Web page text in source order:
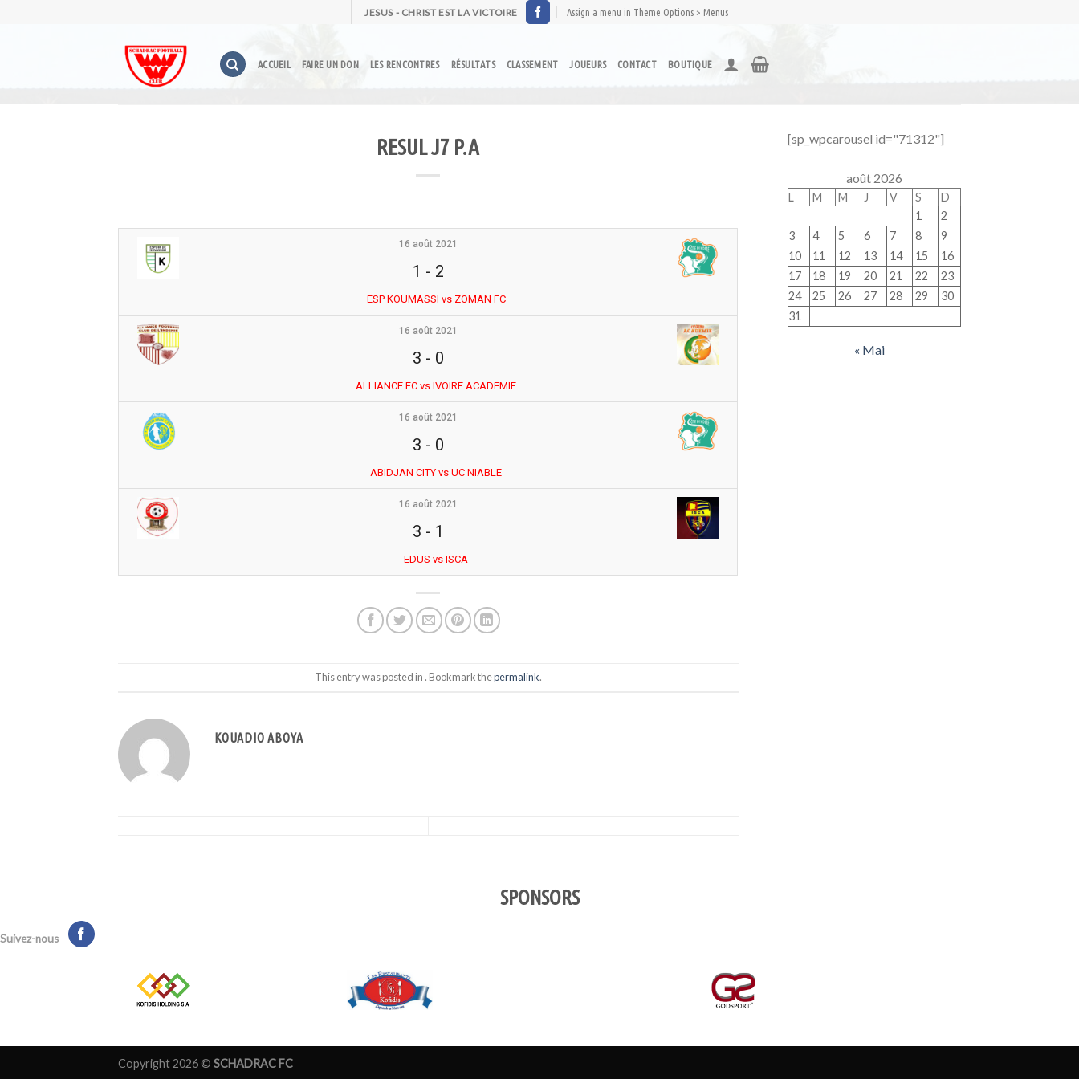
JESUS - CHRIST EST LA VICTOIRE Assign a menu in Theme Options > Menus
ACCUEIL FAIRE UN DON LES RENCONTRES RÉSULTATS CLASSEMENT JOUEURS CONTACT BOUTIQUE
RESUL J7 P.A
16 août 2021
1 - 2
ESP KOUMASSI vs ZOMAN FC
16 août 2021
3 - 0
ALLIANCE FC vs IVOIRE ACADEMIE
16 août 2021
3 - 0
ABIDJAN CITY vs UC NIABLE
16 août 2021
3 - 1
EDUS vs ISCA
This entry was posted in . Bookmark thepermalink.
KOUADIO ABOYA
[sp_wpcarousel id="71312"]
août 2026
L M M J V S
D
1
2
3
4 5 6 7 8
9
10
11 12 13 14 15
16
17
18 19 20 21 22
23
24
25 26 27 28 29
30
31
« Mai
SPONSORS
Suivez-nous
Copyright 2026 © SCHADRAC FC